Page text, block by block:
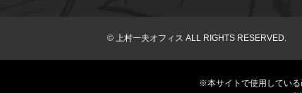
© 上村一夫オフィス ALL RIGHTS RESERVED.
※本サイトで使用している